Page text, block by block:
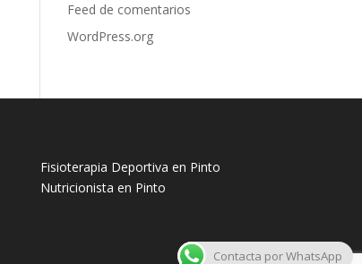
Feed de comentarios
WordPress.org
Fisioterapia Deportiva en Pinto
Nutricionista en Pinto
Contacta por WhatsApp